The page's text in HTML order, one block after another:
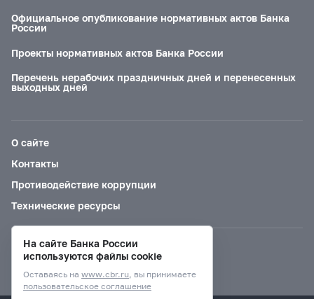
Официальное опубликование нормативных актов Банка
России
Проекты нормативных актов Банка России
Перечень нерабочих праздничных дней и перенесенных
выходных дней
О сайте
Контакты
Противодействие коррупции
Технические ресурсы
Версия для слабовидящих
На сайте Банка России
используются файлы cookie
Оставаясь на www.cbr.ru, вы принимаете
пользовательское соглашение